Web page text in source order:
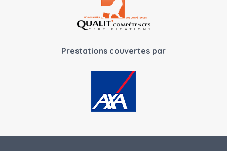
Prestations couvertes par